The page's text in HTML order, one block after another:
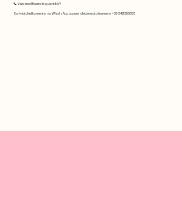
📞 Vuoi modificare le quantità?
Scrivici direttamente su WhatsApp oppure chiamaci al numero +39 3421250053